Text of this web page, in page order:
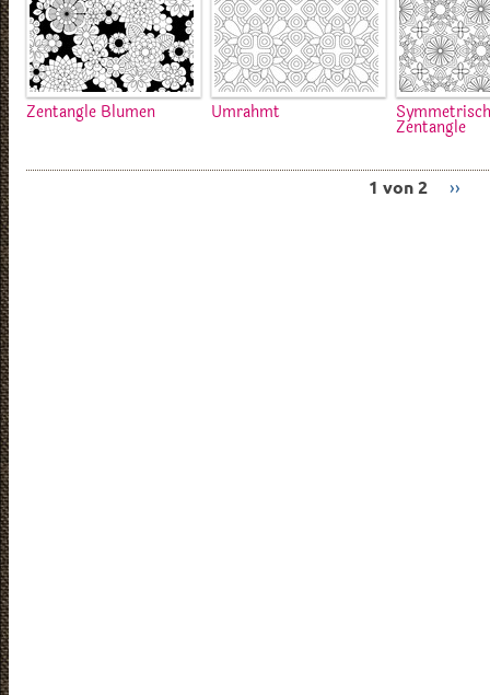
Zentangle Blumen Umrahmt
Zentangle
1 von 2 ››